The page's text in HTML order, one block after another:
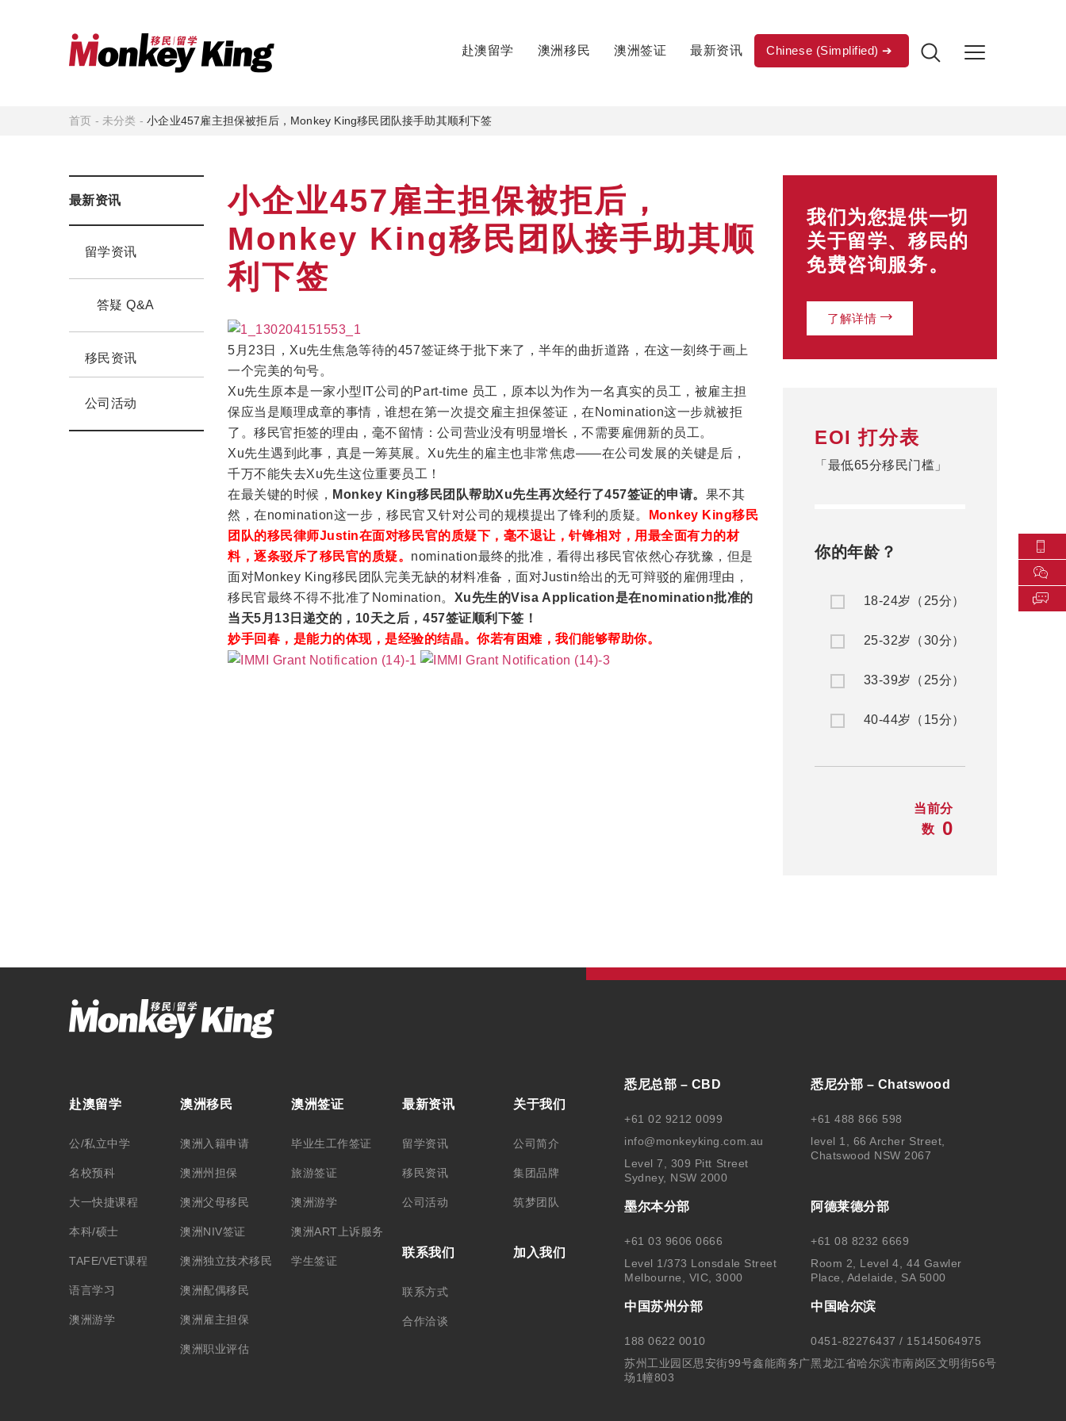
赴澳留学 澳洲移民 澳洲签证 最新资讯 Chinese (Simplified)
首页 - 未分类 -小企业457雇主担保被拒后，Monkey King移民团队接手助其顺利下签
最新资讯
留学资讯
答疑 Q&A
移民资讯
公司活动
小企业457雇主担保被拒后，
Monkey King移民团队接手助其顺
利下签
5月23日，Xu先生焦急等待的457签证终于批下来了，半年的曲折道路，在这一刻终于画上
一个完美的句号。
Xu先生原本是一家小型IT公司的Part-time 员工，原本以为作为一名真实的员工， 被雇主担
保应当是顺理成章的事情，谁想在第一次提交雇主担保签证，在Nomination这一步就被拒
了。移民官拒签的理由， 毫不留情：公司营业没有明显增长，不需要雇佣新的员工。
Xu先生遇到此事，真是一筹莫展。Xu先生的雇主也非常焦虑——在公司发展的关键是后，
千万不能失去Xu先生这位重要员工！
在最关键的时候， Monkey King移民团队帮助Xu先生再次经行了457签证的申请。 果不其
然，在nomination这一步，移民官又针对公司的规模提出了锋利的质疑。
Monkey King移民
团队的移民律师Justin在面对移民官的质疑下， 毫不退让，针锋相对，用最全面有力的材
料，逐条驳斥了移民官的质疑。 nomination最终的批准， 看得出移民官依然心存犹豫，但是
面对Monkey King移民团队完美无缺的材料准备，面对Justin给出的无可辩驳的雇佣理由，
移民官最终不得不批准了Nomination。 Xu先生的Visa Application是在nomination批准的
当天5月13日递交的，10天之后，457签证顺利下签！
妙手回春，是能力的体现，是经验的结晶。你若有困难，我们能够帮助你。
我们为您提供一切
关于留学、移民的
免费咨询服务。
了解详情
EOI 打分表
「最低65分移民门槛」
你的年龄？
18-24岁（25分）
25-32岁（30分）
33-39岁（25分）
40-44岁（15分）
当前分
数
0
赴澳留学
公/私立中学
名校预科
大一快捷课程
本科/硕士
TAFE/VET课程
语言学习
澳洲游学
澳洲移民
澳洲入籍申请
澳洲州担保
澳洲父母移民
澳洲NIV签证
澳洲独立技术移民
澳洲配偶移民
澳洲雇主担保
澳洲职业评估
澳洲签证
毕业生工作签证
旅游签证
澳洲游学
澳洲ART上诉服务
学生签证
最新资讯
留学资讯
移民资讯
公司活动
联系我们
联系方式
合作洽谈
关于我们
公司简介
集团品牌
筑梦团队
加入我们
悉尼总部 – CBD
+61 02 9212 0099
info@monkeyking.com.au
Level 7, 309 Pitt Street
Sydney, NSW 2000
悉尼分部 – Chatswood
+61 488 866 598
level 1, 66 Archer Street,
Chatswood NSW 2067
墨尔本分部
+61 03 9606 0666
Level 1/373 Lonsdale Street
Melbourne, VIC, 3000
阿德莱德分部
+61 08 8232 6669
Room 2, Level 4, 44 Gawler
Place, Adelaide, SA 5000
中国苏州分部
188 0622 0010
苏州工业园区思安街99号鑫能商务广
场1幢803
中国哈尔滨
0451-82276437 / 15145064975
黑龙江省哈尔滨市南岗区文明街56号